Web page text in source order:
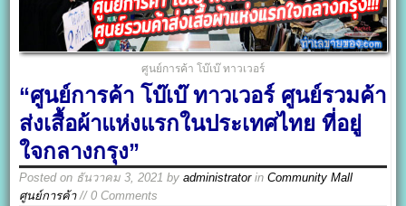
ศูนย์การค้า โบ๊เบ๊ ทาวเวอร์
“ศูนย์การค้า โบ๊เบ๊ ทาวเวอร์ ศูนย์รวมค้า
ส่งเสื้อผ้าแห่งแรกในประเทศไทย ที่อยู่
ใจกลางกรุง”
Posted on ธันวาคม 3, 2021 byadministratorinCommunity Mall
ศูนย์การค้า// 0 Comments